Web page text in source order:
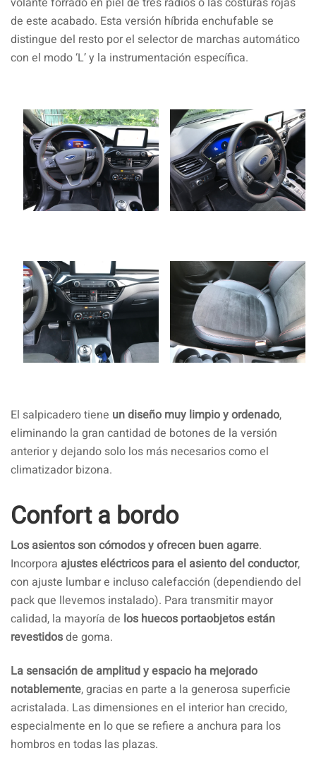
de este acabado. Esta versión híbrida enchufable se
distingue del resto por el selector de marchas automático
con el modo ‘L’ y la instrumentación específica.
El salpicadero tiene un diseño muy limpio y ordenado,
eliminando la gran cantidad de botones de la versión
anterior y dejando solo los más necesarios como el
climatizador bizona.
Confort a bordo
Los asientos son cómodos y ofrecen buen agarre.
Incorpora ajustes eléctricos para el asiento del conductor,
con ajuste lumbar e incluso calefacción (dependiendo del
pack que llevemos instalado). Para transmitir mayor
calidad, la mayoría de los huecos portaobjetos están
revestidosde goma.
La sensación de amplitud y espacio ha mejorado
notablemente, gracias en parte a la generosa superficie
acristalada. Las dimensiones en el interior han crecido,
especialmente en lo que se refiere a anchura para los
hombros en todas las plazas.